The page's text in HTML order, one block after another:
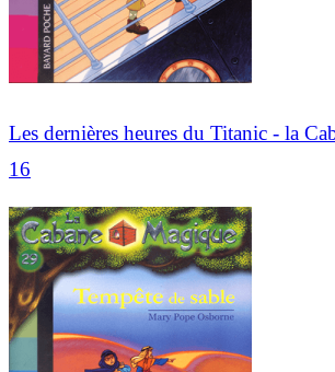
Les dernières heures du Titanic - la
16